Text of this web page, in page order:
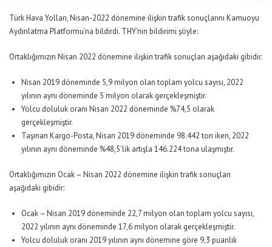
Türk Hava Yolları, Nisan-2022 dönemine ilişkin trafik sonuçlarını Kamuoyu
Aydınlatma Platformu’na bildirdi. THY’nin bildirimi şöyle:
Ortaklığımızın Nisan 2022 dönemine ilişkin trafik sonuçları aşağıdaki gibidir:
Nisan 2019 döneminde 5,9 milyon olan toplam yolcu sayısı, 2022
yılının aynı döneminde 5 milyon olarak gerçekleşmiştir.
Yolcu doluluk oranı Nisan 2022 döneminde %74,5 olarak
gerçekleşmiştir.
Taşınan Kargo-Posta, Nisan 2019 döneminde 98.442 ton iken, 2022
yılının aynı döneminde %48,5’lik artışla 146.224 tona ulaşmıştır.
Ortaklığımızın Ocak – Nisan 2022 dönemine ilişkin trafik sonuçları
aşağıdaki gibidir:
Ocak – Nisan 2019 döneminde 22,7 milyon olan toplam yolcu sayısı,
2022 yılının aynı döneminde 17,6 milyon olarak gerçekleşmiştir.
Yolcu doluluk oranı 2019 yılının aynı dönemine göre 9,3 puanlık